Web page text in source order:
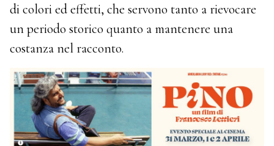
di colori ed effetti, che servono tanto a rievocare
un periodo storico quanto a mantenere una
costanza nel racconto.